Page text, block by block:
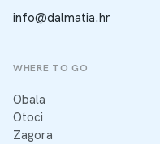
info@dalmatia.hr
WHERE TO GO
Obala
Otoci
Zagora